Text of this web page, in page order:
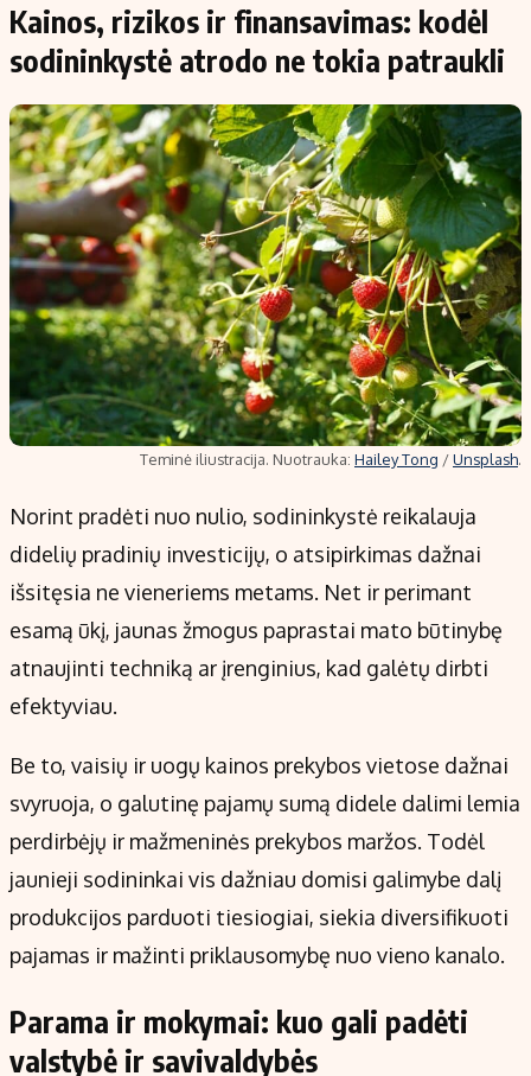
Kainos, rizikos ir finansavimas: kodėl
sodininkystė atrodo ne tokia patraukli
Teminė iliustracija. Nuotrauka: Hailey Tong /Unsplash.
Norint pradėti nuo nulio, sodininkystė reikalauja
didelių pradinių investicijų, o atsipirkimas dažnai
išsitęsia ne vieneriems metams. Net ir perimant
esamą ūkį, jaunas žmogus paprastai mato būtinybę
atnaujinti techniką ar įrenginius, kad galėtų dirbti
efektyviau.
Be to, vaisių ir uogų kainos prekybos vietose dažnai
svyruoja, o galutinę pajamų sumą didele dalimi lemia
perdirbėjų ir mažmeninės prekybos maržos. Todėl
jaunieji sodininkai vis dažniau domisi galimybe dalį
produkcijos parduoti tiesiogiai, siekia diversifikuoti
pajamas ir mažinti priklausomybę nuo vieno kanalo.
Parama ir mokymai: kuo gali padėti
valstybė ir savivaldybės